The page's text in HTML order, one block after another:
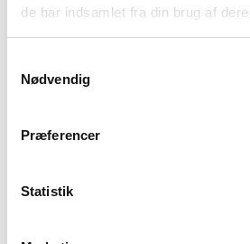
de har indsamlet fra din brug af
Nødvendig
Præferencer
Statistik
Stanley
Adventure To-Go Bottle –
1L